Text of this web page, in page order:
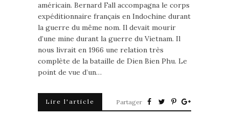
américain. Bernard Fall accompagna le corps
expéditionnaire français en Indochine durant
la guerre du même nom. Il devait mourir
d’une mine durant la guerre du Vietnam. Il
nous livrait en 1966 une relation très
complète de la bataille de Dien Bien Phu. Le
point de vue d’un…
Lire l'article Partager